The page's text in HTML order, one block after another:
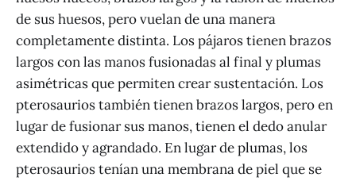
de sus huesos, pero vuelan de una manera
completamente distinta. Los pájaros tienen brazos
largos con las manos fusionadas al final y plumas
asimétricas que permiten crear sustentación. Los
pterosaurios también tienen brazos largos, pero en
lugar de fusionar sus manos, tienen el dedo anular
extendido y agrandado. En lugar de plumas, los
pterosaurios tenían una membrana de piel que se